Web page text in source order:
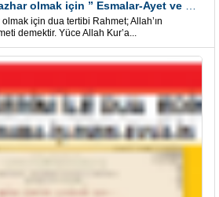
için dua tertibi Rahmet; Allah’ın
demektir. Yüce Allah Kur’a...